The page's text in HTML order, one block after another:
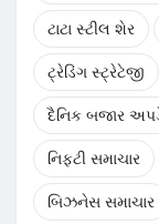
ટાટા સ્ટીલ શેર
ટ્રેડિંગ સ્ટ્રેટેજી
દૈનિક બજાર
નિફ્ટી સમાચાર
બિઝનેસ સમાચાર